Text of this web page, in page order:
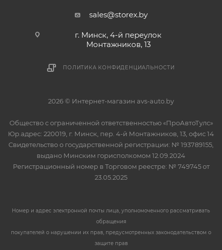
sales@storex.by
г. Минск, 4-й переулок
Монтажников, 13
ПОЛИТИКА КОНФИДЕНЦИАЛЬНОСТИ
2026 © Интернет-магазин avs-auto.by
Общество с ограниченной ответственностью «ПроАвтоТулс»
Юр.адрес: 220019, г. Минск, пер. 4-й Монтажников, 13, офис 14
Свидетельство о государственной регистрации: № 193789155,
выдано Минским горисполкомом 12.09.2024
Регистрационный номер в Торговом реестре: № 749745 от
23.05.2025
Номер и адрес электронной почты лица, уполномоченного рассматривать
обращения
покупателей о нарушении их прав, предусмотренных законодательством о
защите прав